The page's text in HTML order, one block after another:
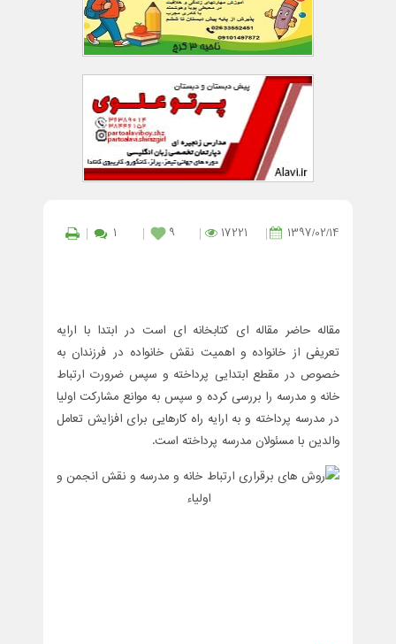
1397/02/14
17221
9
1
مقاله حاضر مقاله ای کتابخانه ای است در ابتدا با ارایه
تعریفی از خانواده و اهمیت نقش خانواده در فرزندان به
خصوص در مقطع ابتدایی پرداخته و سپس ضرورت ارتباط
خانه و مدرسه را بررسی کرده و سپس به موانع مشارکت اولیا
در مدرسه پرداخته و به ارایه راه کارهایی برای افزایش تعامل
والدین با مسئولان مدرسه پرداخته است.